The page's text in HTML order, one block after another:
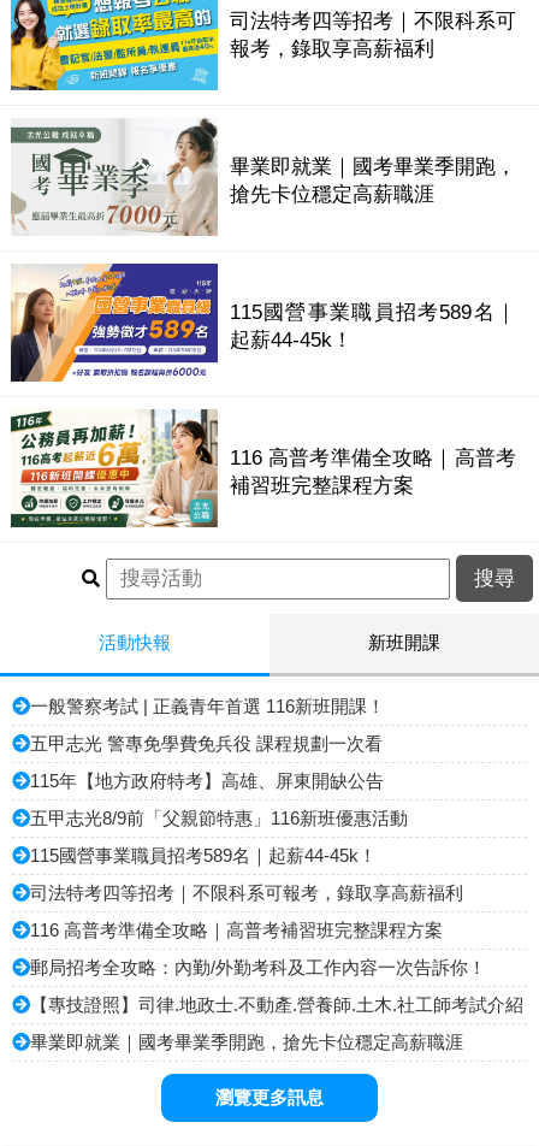
司法特考四等招考｜不限科系可
報考，錄取享高薪福利
畢業即就業｜國考畢業季開跑，
搶先卡位穩定高薪職涯
115國營事業職員招考589名｜
起薪44-45k！
116 高普考準備全攻略｜高普考
補習班完整課程方案
活動快報 新班開課
一般警察考試 | 正義青年首選 116新班開課！
五甲志光 警專免學費免兵役 課程規劃一次看
115年【地方政府特考】高雄、屏東開缺公告
五甲志光8/9前「父親節特惠」116新班優惠活動
115國營事業職員招考589名｜起薪44-45k！
司法特考四等招考｜不限科系可報考，錄取享高薪福利
116 高普考準備全攻略｜高普考補習班完整課程方案
郵局招考全攻略：內勤/外勤考科及工作內容一次告訴你！
【專技證照】司律.地政士.不動產.營養師.土木.社工師考試介紹
畢業即就業｜國考畢業季開跑，搶先卡位穩定高薪職涯
瀏覽更多訊息